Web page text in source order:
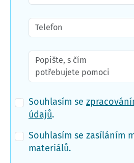
Souhlasím se
údajů.
Souhlasím se zasíláním
materiálů.